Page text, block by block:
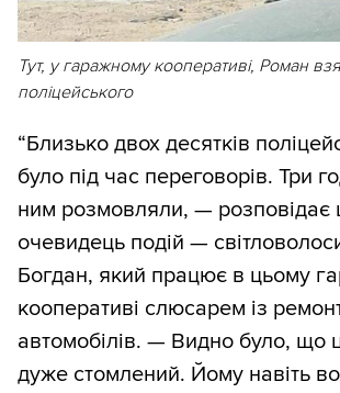
Тут, у гаражному кооперативі, Роман
поліцейського
“Близько двох десятків
було під час переговорів. Три
ним розмовляли, — розповідає
очевидець подій —
Богдан, який працює в цьому
кооперативі слюсарем із
автомобілів. — Видно було, що
дуже стомлений. Йому навіть